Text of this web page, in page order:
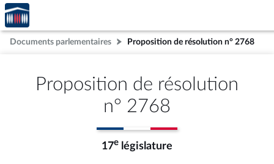
Aller au contenu
Aller en bas de la page
Accèder
à la
page
d'accueil
Documents parlementaires Proposition de résolution n° 2768
Proposition de résolution
n° 2768
17e législature